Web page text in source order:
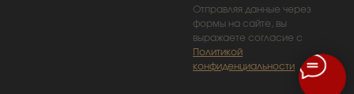
Отправляя данные через
формы на сайте, вы
выражаете согласие с
Политикой
конфиденциальности